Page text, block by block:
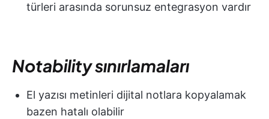
türleri arasında sorunsuz entegrasyon vardır
Notability sınırlamaları
El yazısı metinleri dijital notlara kopyalamak
bazen hatalı olabilir